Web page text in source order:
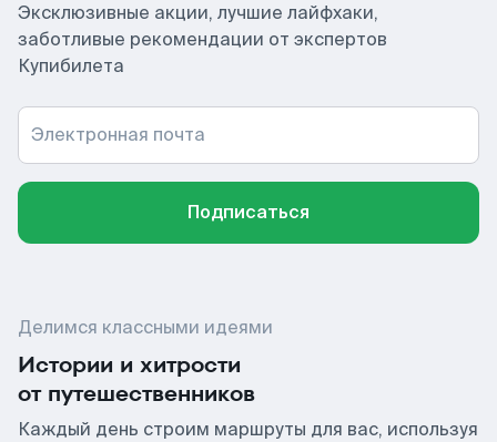
Эксклюзивные акции, лучшие лайфхаки,
заботливые рекомендации от экспертов
Купибилета
Электронная почта
Подписаться
Делимся классными идеями
Истории и хитрости
от путешественников
Каждый день строим маршруты для вас, используя